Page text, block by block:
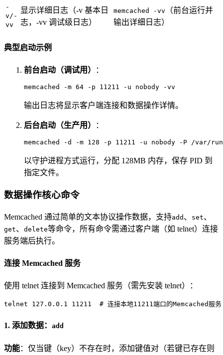
-
v/-
vv
显示详细日志（-v 基本日
志，-vv 调试级日志）
memcached -vv
（前台运行并
输出详细日志）
典型启动示例
前台启动（调试用） ：
memcached -m 64 -p 11211 -u nobody -vv
输出日志将显示客户端连接和数据操作详情。
后台启动（生产用） ：
memcached -d -m 128 -p 11211 -u nobody -P /var/
以守护进程方式运行，分配 128MB 内存，保存 PID 到
指定文件。
数据操作核心命令
Memcached 通过简单的文本协议操作数据，支持add 、 set、
get、 delete等命令，所有命令需通过客户端（如 telnet）连接
服务端后执行。
连接 Memcached 服务
使用 telnet 连接到 Memcached 服务（需先安装 telnet）：
telnet 127.0.0.1 11211  # 连接本地11211端口的Memcached服务
1. 添加数据： add
功能：仅当键（key）不存在时，添加键值对（若键已存在则